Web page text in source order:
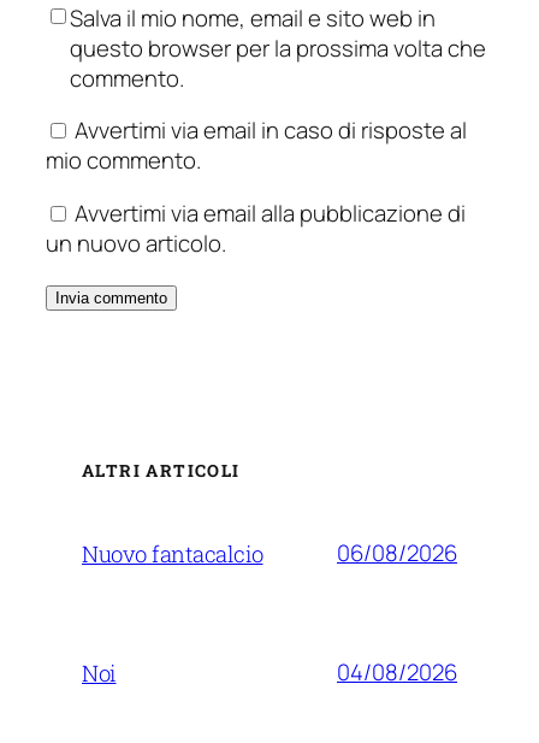
Salva il mio nome, email e sito web in
questo browser per la prossima volta che
commento.
Avvertimi via email in caso di risposte al
mio commento.
Avvertimi via email alla pubblicazione di
un nuovo articolo.
ALTRI ARTICOLI
Nuovo fantacalcio 06/08/2026
Noi 04/08/2026